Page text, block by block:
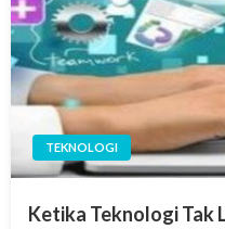
TEKNOLOGI
Ketika Teknologi Tak